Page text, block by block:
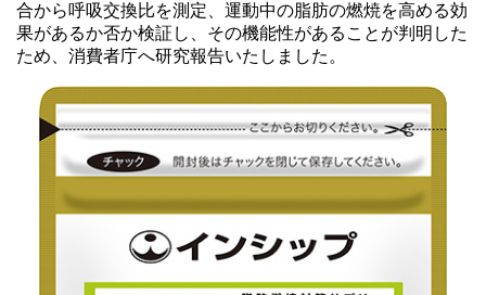
合から呼吸交換比を測定、運動中の脂肪の燃焼を高める効
果があるか否か検証し、その機能性があることが判明した
ため、消費者庁へ研究報告いたしました。